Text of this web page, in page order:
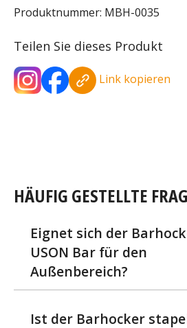
Produktnummer: MBH-0035
Teilen Sie dieses Produkt
Link kopieren
HÄUFIG GESTELLTE
Eignet sich der
USON Bar für den
Außenbereich?
Ist der Barhocker